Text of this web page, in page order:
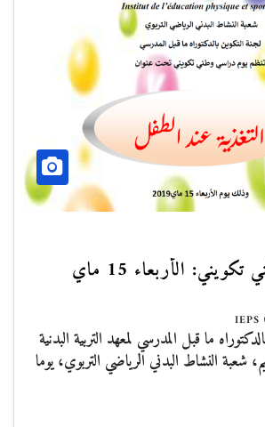
يوم دراسي وطني تكويني: الأربعاء 15 ماي
ما قبل المدرسي لمعهد التربية البدنية
شعبة النشاط البدني الرياضي التربوي، يوما